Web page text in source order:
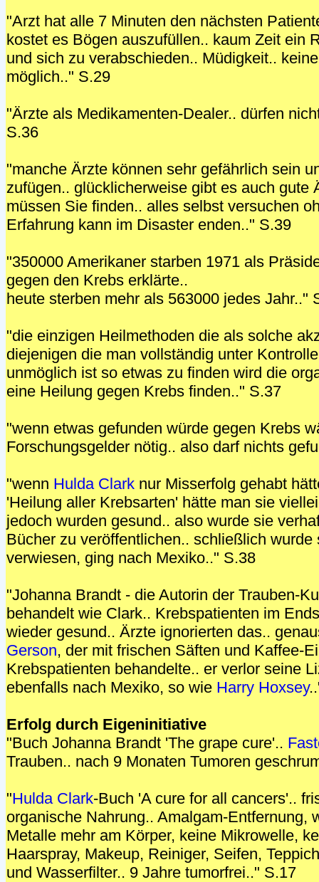
"Arzt hat alle 7 Minuten den nächsten
kostet es Bögen auszufüllen.. kaum Zeit ein
und sich zu verabschieden.. Müdigkeit..
möglich.." S.29
"Ärzte als Medikamenten-Dealer.. dürfen
S.36
"manche Ärzte können sehr gefährlich sein
zufügen.. glücklicherweise gibt es auch gute
müssen Sie finden.. alles selbst versuchen
Erfahrung kann im Disaster enden.." S.39
"350000 Amerikaner starben 1971 als
gegen den Krebs erklärte..
heute sterben mehr als 563000 jedes Jahr.."
"die einzigen Heilmethoden die als solche
diejenigen die man vollständig unter
unmöglich ist so etwas zu finden wird die
eine Heilung gegen Krebs finden.." S.37
"wenn etwas gefunden würde gegen Krebs
Forschungsgelder nötig.. also darf nichts
"wenn Hulda Clark nur Misserfolg gehabt
'Heilung aller Krebsarten' hätte man sie
jedoch wurden gesund.. also wurde sie
Bücher zu veröffentlichen.. schließlich wurde
verwiesen, ging nach Mexiko.." S.38
"Johanna Brandt - die Autorin der Trauben-
behandelt wie Clark.. Krebspatienten im
wieder gesund.. Ärzte ignorierten das..
Gerson, der mit frischen Säften und Kaffee-
Krebspatienten behandelte.. er verlor seine
ebenfalls nach Mexiko, so wie Harry Hoxsey
Erfolg durch Eigeninitiative
"Buch Johanna Brandt 'The grape cure'..
Trauben.. nach 9 Monaten Tumoren
"Hulda Clark-Buch 'A cure for all cancers'..
organische Nahrung.. Amalgam-Entfernung,
Metalle mehr am Körper, keine Mikrowelle,
Haarspray, Makeup, Reiniger, Seifen,
und Wasserfilter.. 9 Jahre tumorfrei.." S.17